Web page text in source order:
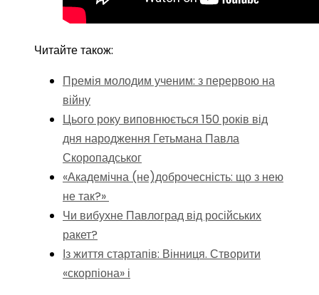
Читайте також:
Премія молодим ученим: з перервою на
війну
Цього року виповнюється 150 років від
дня народження Гетьмана Павла
Скоропадськог
«Академічна (не)доброчесність: що з нею
не так?»
Чи вибухне Павлоград від російських
ракет?
Із життя стартапів: Вінниця. Створити
«скорпіона» і